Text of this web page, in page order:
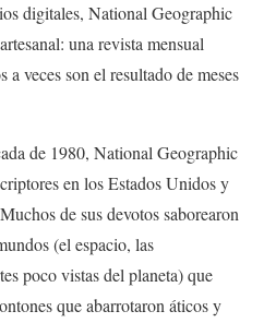
digitales, National Geographic
una revista mensual
veces son el resultado de meses
de 1980, National Geographic
en los Estados Unidos y
de sus devotos saborearon
(el espacio, las
poco vistas del planeta) que
que abarrotaron áticos y